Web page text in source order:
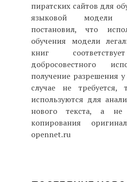
пиратских сайтов для
языковой модели
постановил, что
обучения модели
книг
добросовестного
получение разрешения
случае не требуется,
используются для
нового текста, а
копирования
opennet.ru